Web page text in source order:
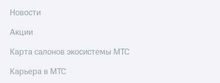
Новости
Акции
Карта салонов экосистемы МТС
Карьера в МТС